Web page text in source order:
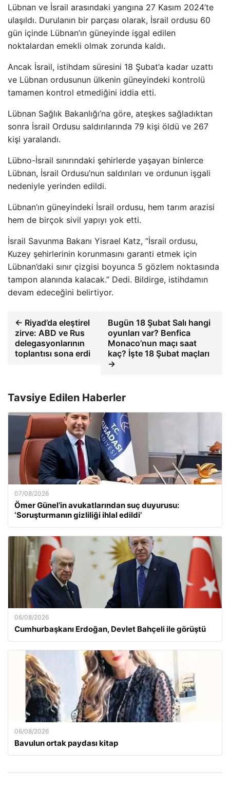
Lübnan ve İsrail arasındaki yangına 27 Kasım 2024’te
ulaşıldı. Durulanın bir parçası olarak, İsrail ordusu 60
gün içinde Lübnan’ın güneyinde işgal edilen
noktalardan emekli olmak zorunda kaldı.
Ancak İsrail, istihdam süresini 18 Şubat’a kadar uzattı
ve Lübnan ordusunun ülkenin güneyindeki kontrolü
tamamen kontrol etmediğini iddia etti.
Lübnan Sağlık Bakanlığı’na göre, ateşkes sağladıktan
sonra İsrail Ordusu saldırılarında 79 kişi öldü ve 267
kişi yaralandı.
Lübno-İsrail sınırındaki şehirlerde yaşayan binlerce
Lübnan, İsrail Ordusu’nun saldırıları ve ordunun işgali
nedeniyle yerinden edildi.
Lübnan’ın güneyindeki İsrail ordusu, hem tarım arazisi
hem de birçok sivil yapıyı yok etti.
İsrail Savunma Bakanı Yisrael Katz, “İsrail ordusu,
Kuzey şehirlerinin korunmasını garanti etmek için
Lübnan’daki sınır çizgisi boyunca 5 gözlem noktasında
tampon alanında kalacak.” Dedi. Bildirge, istihdamın
devam edeceğini belirtiyor.
← Riyad’da eleştirel
zirve: ABD ve Rus
delegasyonlarının
toplantısı sona erdi
Bugün 18 Şubat Salı hangi
oyunları var? Benfica
Monaco’nun maçı saat
kaç? İşte 18 Şubat maçları
→
Tavsiye Edilen Haberler
07/08/2026
Ömer Günel’in avukatlarından suç duyurusu:
‘Soruşturmanın gizliliği ihlal edildi’
06/08/2026
Cumhurbaşkanı Erdoğan, Devlet Bahçeli ile görüştü
06/08/2026
Bavulun ortak paydası kitap